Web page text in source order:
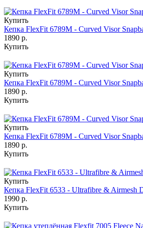
Купить
Кепка FlexFit 6789M - Curved Visor
1890 р.
Купить
Купить
Кепка FlexFit 6789M - Curved Visor
1890 р.
Купить
Купить
Кепка FlexFit 6789M - Curved Visor
1890 р.
Купить
Купить
Кепка FlexFit 6533 - Ultrafibre & Airmesh
1990 р.
Купить